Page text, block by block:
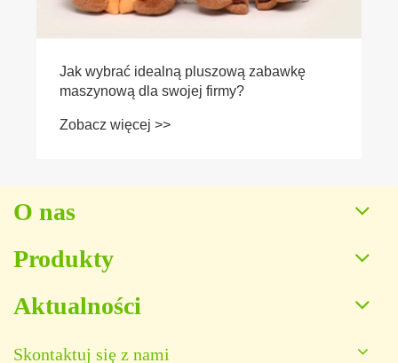
Jak wybrać idealną pluszową zabawkę
maszynową dla swojej firmy?
Zobacz więcej >>
O nas
Produkty
Aktualności
Skontaktuj się z nami